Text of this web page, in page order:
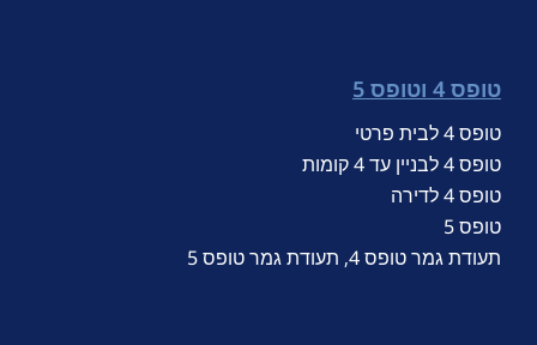
טופס 4 וטופס 5
טופס 4 לבית פרטי
טופס 4 לבניין עד 4 קומות
טופס 4 לדירה
טופס 5
תעודת גמר טופס 4, תעודת גמר טופס 5